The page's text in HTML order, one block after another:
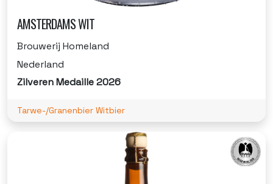
AMSTERDAMS WIT
Brouwerij Homeland
Nederland
Zilveren Medaille 2026
Tarwe-/Granenbier Witbier